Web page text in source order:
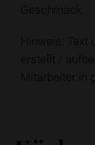
Geschmack.
Hinweis: Text
erstellt /
Mitarbeiter:in